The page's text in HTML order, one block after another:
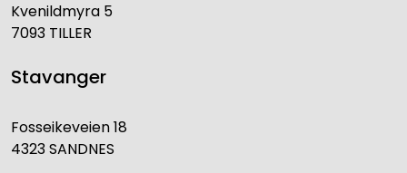
Kvenildmyra 5
7093 TILLER
Stavanger
Fosseikeveien 18
4323 SANDNES